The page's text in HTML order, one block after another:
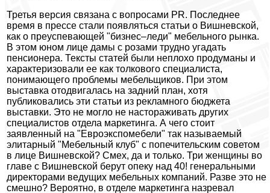
Третья версия связана с вопросами PR. Последнее
время в прессе стали появляться статьи о Вишневской,
как о преуспевающей "бизнес–леди" мебельного рынка.
В этом юном лице дамы с розами трудно угадать
пенсионера. Тексты статей были неплохо продуманы и
характеризовали ее как толкового специалиста,
понимающего проблемы мебельщиков. При этом
выставка отодвигалась на задний план, хотя
публиковались эти статьи из рекламного бюджета
выставки. Это не могло не настораживать других
специалистов отдела маркетинга. А чего стоит
заявленный на "Евроэкспомебели" так называемый
элитарный "Мебельный клуб" с попечительским советом
в лице Вишневской? Смех, да и только. Три женщины во
главе с Вишневской берут опеку над 40! генеральными
директорами ведущих мебельных компаний. Разве это не
смешно? Вероятно, в отделе маркетинга назревал